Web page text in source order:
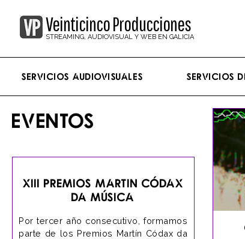
Veinticinco Producciones
STREAMING, AUDIOVISUAL Y WEB EN GALICIA
Servicios Audiovisuales Servicios
EVENTOS
XIII Premios Martin Códax
da Música
Por tercer año consecutivo, formamos
parte de los Premios Martín Códax da